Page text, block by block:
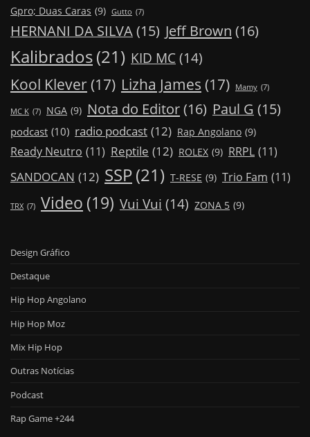
Gpro; Duas Caras (9) Gutto (7)
HERNANI DA SILVA(15) Jeff Brown (16)
Kalibrados(21) KID MC (14)
Kool Klever (17) Lizha James (17) Mamy (7)
MC K (7) NGA (9) Nota do Editor(16) Paul G (15)
podcast (10) radio podcast (12) Rap Angolano (9)
Ready Neutro (11) Reptile (12) ROLEX (9) RRPL (11)
SANDOCAN (12) SSP(21) T-RESE (9) Trio Fam (11)
TRX (7) Video (19) Vui Vui (14) ZONA 5 (9)
Design Gráfico
Destaque
Hip Hop Angolano
Hip Hop Moz
Mix Hip Hop
Outras Notícias
Podcast
Rap Game +244